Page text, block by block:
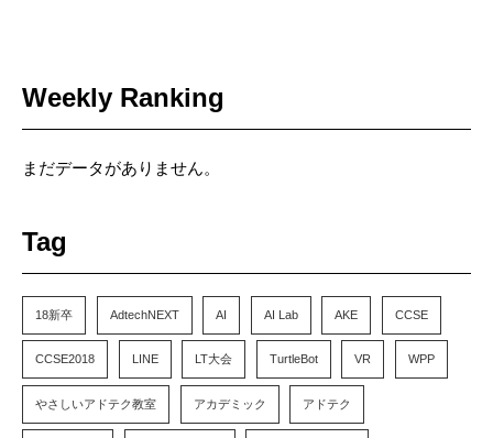
Weekly Ranking
まだデータがありません。
Tag
18新卒 AdtechNEXT AI AI Lab AKE CCSE
CCSE2018 LINE LT大会 TurtleBot VR WPP
やさしいアドテク教室 アカデミック アドテク